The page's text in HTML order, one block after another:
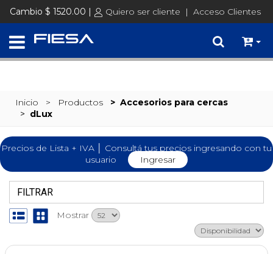
SET @busqueda = replace(@busqueda, 'Ã©','é')
Cambio $ 1520.00 | Quiero ser cliente | Acceso Clientes
Inicio > Productos > Accesorios para cercas
> dLux
Precios de Lista + IVA │ Consultá tus precios ingresando con tu
usuario
Ingresar
FILTRAR
Mostrar